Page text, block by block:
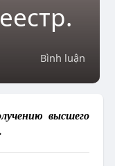
Bình luận
высшего